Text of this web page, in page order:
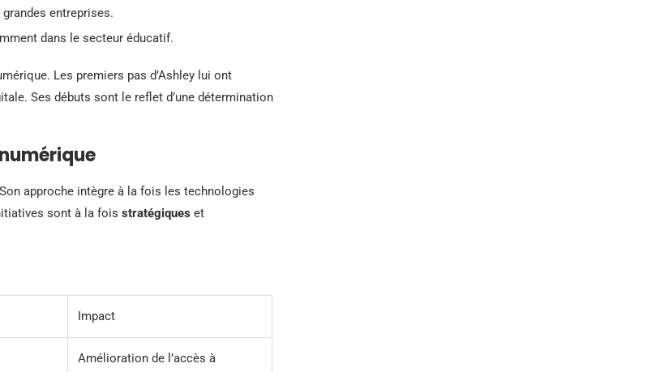
entreprises.
dans le secteur éducatif.
Les premiers pas d’Ashley lui ont
Ses débuts sont le reflet d’une détermination
approche intègre à la fois les technologies
sont à la fois stratégiques et
Impact
Amélioration de l’accès à